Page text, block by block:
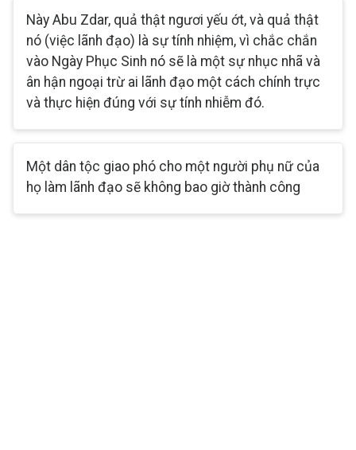
Này Abu Zdar, quả thật ngươi yếu ớt, và quả thật
nó (việc lãnh đạo) là sự tính nhiệm, vì chắc chắn
vào Ngày Phục Sinh nó sẽ là một sự nhục nhã và
ân hận ngoại trừ ai lãnh đạo một cách chính trực
và thực hiện đúng với sự tính nhiễm đó.
Một dân tộc giao phó cho một người phụ nữ của
họ làm lãnh đạo sẽ không bao giờ thành công